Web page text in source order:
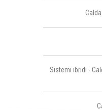
Sistemi ibridi -